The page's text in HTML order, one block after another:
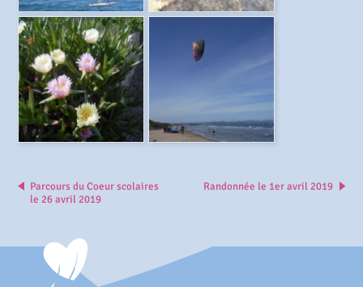
Parcours du Coeur scolaires
le 26 avril 2019
Randonnée le 1er avril 2019